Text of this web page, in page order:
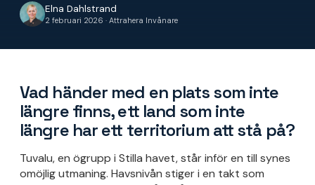
Elna Dahlstrand
2 februari 2026 · Attrahera Invånare
Vad händer med en plats som inte
längre finns, ett land som inte
längre har ett territorium att stå på?
Tuvalu, en ögrupp i Stilla havet, står inför en till synes
omöjlig utmaning. Havsnivån stiger i en takt som